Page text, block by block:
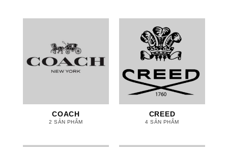
COACH
2 SẢN PHẨM
CREED
4 SẢN PHẨM